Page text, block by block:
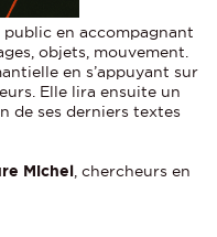
en accompagnant
objets, mouvement.
en s’appuyant sur
Elle lira ensuite un
de ses derniers textes
Michel , chercheurs en